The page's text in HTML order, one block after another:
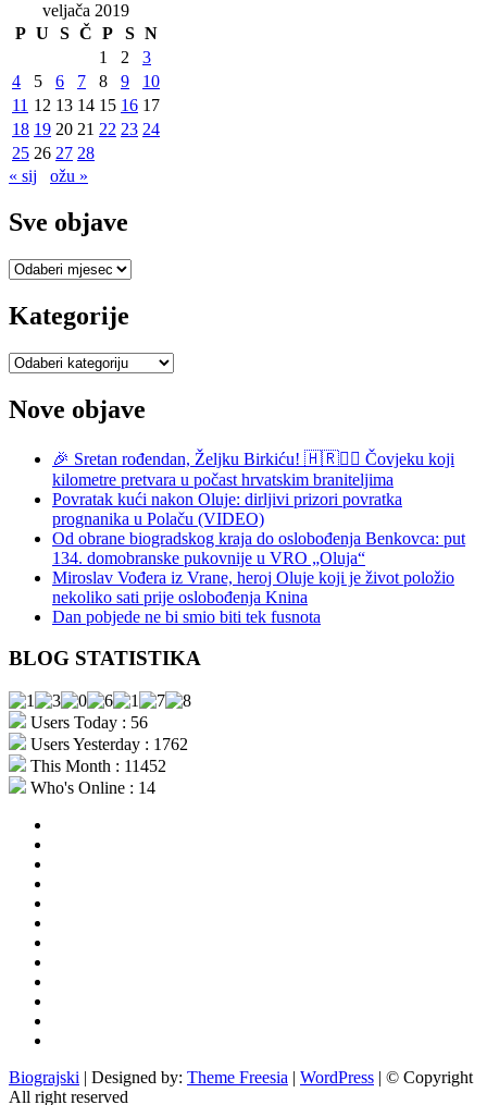
veljača 2019
P U S Č P S N
1
2
3
4
5 6 7 8 9
10
11 12 13 14 15 16 17
18 19 20 21 22 23 24
25 26 27 28
« sij
ožu »
Sve objave
Sve
Kategorije
Kategorije
Nove objave
🎉 Sretan rođendan, Željku Birkiću! 🇭🇷🏃‍♂️ Čovjeku koji
kilometre pretvara u počast hrvatskim braniteljima
Povratak kući nakon Oluje: dirljivi prizori povratka
prognanika u Polaču (VIDEO)
Od obrane biogradskog kraja do oslobođenja Benkovca: put
134. domobranske pukovnije u VRO „Oluja“
Miroslav Vođera iz Vrane, heroj Oluje koji je život položio
nekoliko sati prije oslobođenja Knina
Dan pobjede ne bi smio biti tek fusnota
BLOG STATISTIKA
Users Today : 56
Users Yesterday : 1762
This Month : 11452
Who's Online : 14
Biograjski | Designed by: Theme Freesia | WordPress | © Copyright
All right reserved